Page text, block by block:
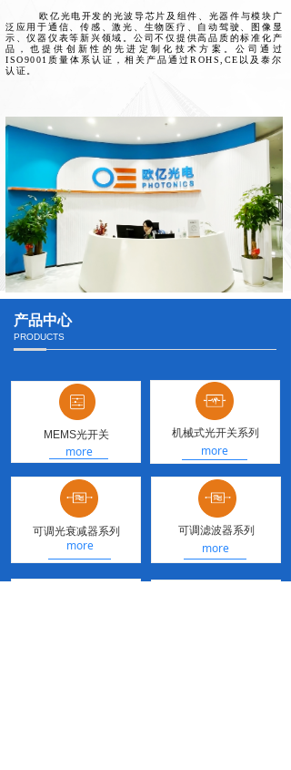
more
MEMS光开关 机械式光开关系列
more
产品中心
PRODUCTS
可调光衰减器系列
x
more
可调滤波器系列
more
欧亿光电开发的光波导芯片及组件、光器件与模块广
泛应用于通信、传感、激光、生物医疗、自动驾驶、图像显
示、仪器仪表等新兴领域。公司不仅提供高品质的标准化产
品，也提供创新性的先进定制化技术方案。公司通过
ISO9001质量体系认证，相关产品通过ROHS,CE以及泰尔
认证。